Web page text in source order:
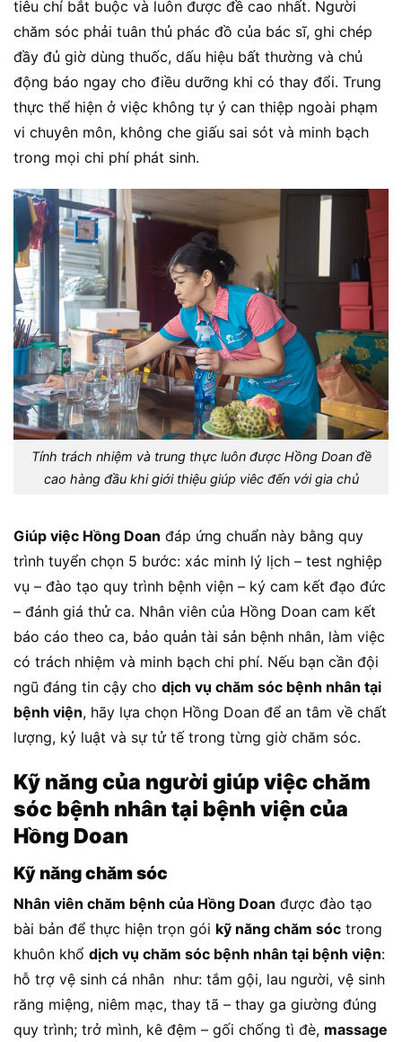
tiêu chí bắt buộc và luôn được đề cao nhất. Người
chăm sóc phải tuân thủ phác đồ của bác sĩ, ghi chép
đầy đủ giờ dùng thuốc, dấu hiệu bất thường và chủ
động báo ngay cho điều dưỡng khi có thay đổi. Trung
thực thể hiện ở việc không tự ý can thiệp ngoài phạm
vi chuyên môn, không che giấu sai sót và minh bạch
trong mọi chi phí phát sinh.
Tính trách nhiệm và trung thực luôn được Hồng Doan đề
cao hàng đầu khi giới thiệu giúp viêc đến với gia chủ
Giúp việc Hồng Doan đáp ứng chuẩn này bằng quy
trình tuyển chọn 5 bước: xác minh lý lịch – test nghiệp
vụ – đào tạo quy trình bệnh viện – ký cam kết đạo đức
– đánh giá thử ca. Nhân viên của Hồng Doan cam kết
báo cáo theo ca, bảo quản tài sản bệnh nhân, làm việc
có trách nhiệm và minh bạch chi phí. Nếu bạn cần đội
ngũ đáng tin cậy cho dịch vụ chăm sóc bệnh nhân tại
bệnh viện, hãy lựa chọn Hồng Doan để an tâm về chất
lượng, kỷ luật và sự tử tế trong từng giờ chăm sóc.
Kỹ năng của người giúp việc chăm
sóc bệnh nhân tại bệnh viện của
Hồng Doan
Kỹ năng chăm sóc
Nhân viên chăm bệnh của Hồng Doan được đào tạo
bài bản để thực hiện trọn gói kỹ năng chăm sóc trong
khuôn khổ dịch vụ chăm sóc bệnh nhân tại bệnh viện:
hỗ trợ vệ sinh cá nhân như: tắm gội, lau người, vệ sinh
răng miệng, niêm mạc, thay tã – thay ga giường đúng
quy trình; trở mình, kê đệm – gối chống tì đè, massage